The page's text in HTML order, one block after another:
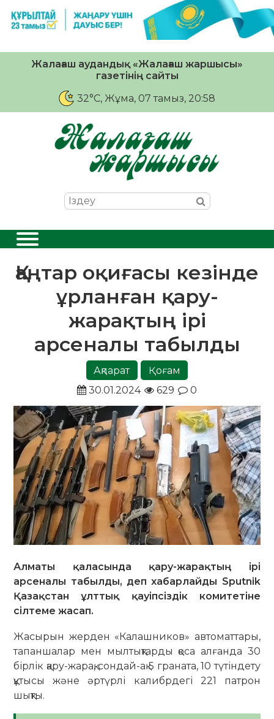
Жалағаш аудандық «Жалағаш жаршысы»
газетінің сайты
32°C, Жұма, 07 тамыз, 20:58
Қаңтар оқиғасы кезінде
ұрланған қару-
жарақтың ірі
арсеналы табылды
Ақпарат
Қоғам
30.01.2024
629 0
Алматы қаласында қару-жарақтың ірі
арсеналы табылды, деп хабарлайды Sputnik
Қазақстан ұлттық қауіпсіздік комитетіне
сілтеме жасап.
Жасырын жерден «Калашников» автоматтары,
тапаншалар мен мылтықтарды қоса алғанда 30
бірлік қару-жарақ, сондай-ақ 5 граната, 10 түтіндету
құтысы және әртүрлі калибрдегі 221 патрон
шықты.